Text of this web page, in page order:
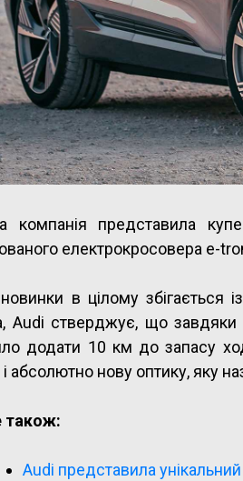
компанія представила
електрокросовера e-
в цілому збігається
Audi стверджує, що завдяки
додати 10 км до запасу
абсолютно нову оптику, яку
також:
Audi представила